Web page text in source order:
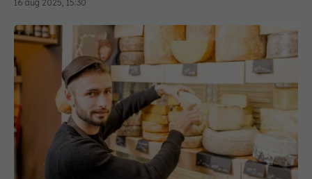
Alimentele „interzise” care ar putea proteja
creierul: ce arată un studiu pe 25 de ani
20 dec 2025, 15:00